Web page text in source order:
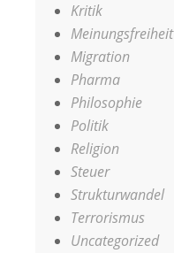
Kritik
Meinungsfreiheit
Migration
Pharma
Philosophie
Politik
Religion
Steuer
Strukturwandel
Terrorismus
Uncategorized